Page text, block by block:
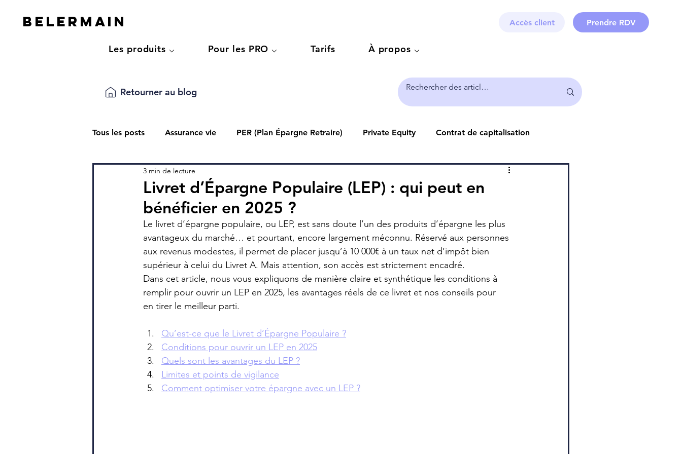
Belermain Accès client Prendre RDV
Les produits ⌵ Pour les PRO ⌵ Tarifs À propos ⌵
Retourner au blog
Tous les posts Assurance vie PER (Plan Épargne Retraire) Private Equity Contrat de capitalisation
Épargner Optimiser sa succession
Livret d’Épargne Populaire (LEP) : qui peut en
bénéficier en 2025 ?
3 min de lecture
Le livret d’épargne populaire, ou LEP, est sans doute l’un des produits d’épargne les plus
avantageux du marché… et pourtant, encore largement méconnu. Réservé aux personnes
aux revenus modestes, il permet de placer jusqu’à 10 000€ à un taux net d’impôt bien
supérieur à celui du Livret A. Mais attention, son accès est strictement encadré.
Dans cet article, nous vous expliquons de manière claire et synthétique les conditions à
remplir pour ouvrir un LEP en 2025, les avantages réels de ce livret et nos conseils pour
en tirer le meilleur parti.
Qu’est-ce que le Livret d’Épargne Populaire ?
Conditions pour ouvrir un LEP en 2025
Quels sont les avantages du LEP ?
Limites et points de vigilance
Comment optimiser votre épargne avec un LEP ?